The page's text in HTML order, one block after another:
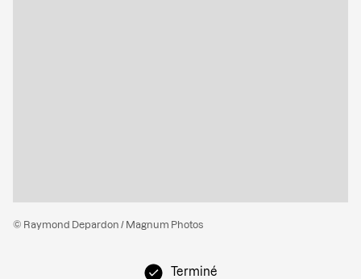
Terminé
© Raymond Depardon / Magnum Photos